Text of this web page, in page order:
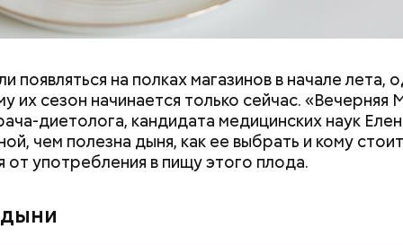
праздники
и мире 3
появляться на полках магазинов в начале лета,
их сезон начинается только сейчас. «Вечерняя
диетолога, кандидата медицинских наук
чем полезна дыня, как ее выбрать и кому стоит
от употребления в пищу этого плода.